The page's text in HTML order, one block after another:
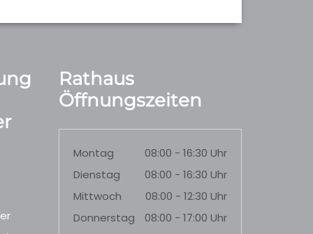
Rathaus
Öffnungszeiten
Montag
08:00 - 16:30 Uhr
Dienstag
08:00 - 16:30 Uhr
Mittwoch
08:00 - 12:30 Uhr
Donnerstag
08:00 - 17:00 Uhr